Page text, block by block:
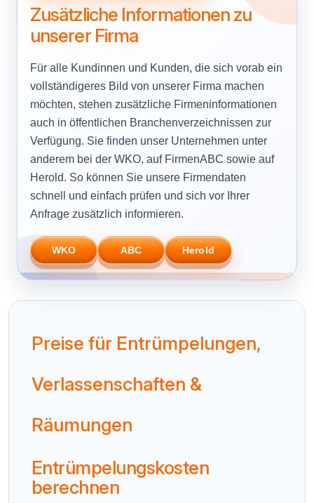
Zusätzliche Informationen zu
unserer Firma
Für alle Kundinnen und Kunden, die sich vorab ein
vollständigeres Bild von unserer Firma machen
möchten, stehen zusätzliche Firmeninformationen
auch in öffentlichen Branchenverzeichnissen zur
Verfügung. Sie finden unser Unternehmen unter
anderem bei der WKO, auf FirmenABC sowie auf
Herold. So können Sie unsere Firmendaten
schnell und einfach prüfen und sich vor Ihrer
Anfrage zusätzlich informieren.
WKO ABC Herold
Preise für Entrümpelungen,
Verlassenschaften &
Räumungen
Entrümpelungskosten
berechnen